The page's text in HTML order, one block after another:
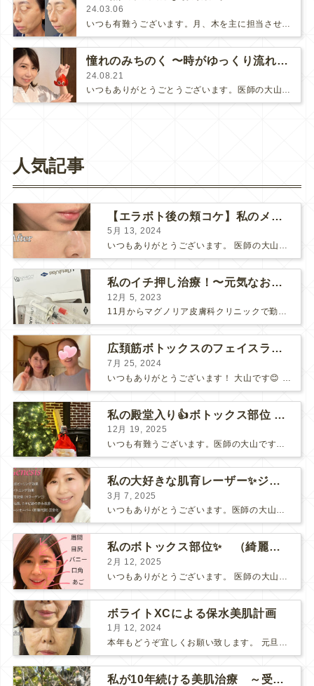
24.03.06
いつも有難うございます。月、木を主に担当させて頂いております大山です😊先日、アラガン社さんの注入勉強会がありました！その際、お…
憧れのみちのく 〜時がゆっくり流れる旅館〜
24.08.21
いつもありがとうごとうございます。医師の大山です。今年は、去年よりあっという間に夏後半になっている気がします💦まずい…こんな…
人気記事
【エラボト後の頬コケ】私のメンテナンス治療
5月 13, 2024
いつもありがとうございます。 医師の大山です。 最近の「自分治療」についてご報告させてください♪ エラボトックス＋ヒアルロン酸注射 まずはエラのBOTOX注射です。 メインは、機能的...
私のイチ押し治療！〜元気なお肌を育ててくれるプロファイロ〜
12月 5, 2023
11月からマグノリア皮膚科クリニックで勤務させて頂いております、医師の大山です☺️ 私は元々美肌治療が大好きで、話題の治療や新しく良さそうなものがあると、ひとまず患者様目線で治療を受けるようにし...
広頚筋ボトックスのフェイスラインへの威力！✨
7月 25, 2024
私の殿堂入り👍ボトックス部位 〜忘れ鼻を目指したい！小鼻ボト〜
12月 19, 2025
いつも有難うございます。医師の大山です。 来週は、クリスマスですね🤶 小6の息子は、いよいよ【サンタクロース】の存在を怪しんでいる様ですが、、、。 そんなことは、関係ありませんっ（笑） まだま...
私の大好きな肌育レーザー✨ジェネシス 〜3月キャンペーン〜
3月 7, 2025
いつもありがとうございます。医師の大山です。 3月に突入しました☺️ 3月、4月は、何かと人とお会いする機会が多い季節ですね。 そんな時に本当にぴったり✨の美肌レーザー【ジェネシス】がキャン...
私のボトックス部位✨ （綺麗になれる最適部位を選びましょう！）
2月 12, 2025
ボライトXCによる保水美肌計画
1月 12, 2024
本年もどうぞ宜しくお願い致します。 元旦からの能登半島地震があり今一度、何が1番大切なのかを考えさせられる始まりでした。 生きている事や健康でいる事がまずは1番である事。 それを軸におきつつ...
私が10年続ける美肌治療 ～受けてみないと分からない『優コスパ』治療～